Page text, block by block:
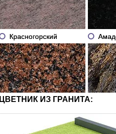
Красногорский
ЦВЕТНИК ИЗ ГРАНИТА: